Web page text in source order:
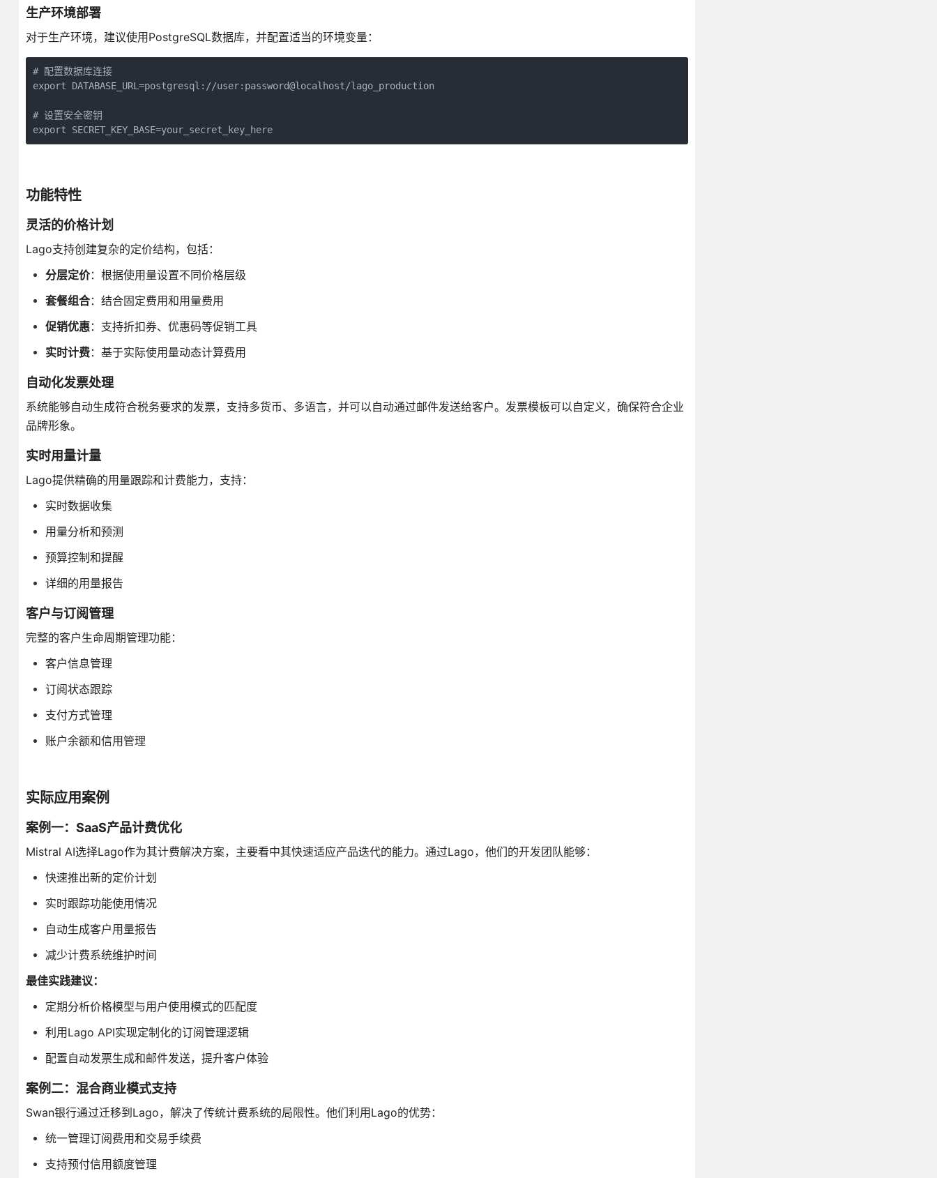
生产环境部署
对于生产环境，建议使用PostgreSQL数据库，并配置适当的环境变量：
# 配置数据库连接
export DATABASE_URL=postgresql://user:password@localhost/lago_production
# 设置安全密钥
export SECRET_KEY_BASE=your_secret_key_here
功能特性
灵活的价格计划
Lago支持创建复杂的定价结构，包括：
分层定价：根据使用量设置不同价格层级
套餐组合：结合固定费用和用量费用
促销优惠：支持折扣券、优惠码等促销工具
实时计费：基于实际使用量动态计算费用
自动化发票处理
系统能够自动生成符合税务要求的发票，支持多货币、多语言，并可以自动通过邮件发送给客户。发票模板可以自定义，确保符合企业
品牌形象。
实时用量计量
Lago提供精确的用量跟踪和计费能力，支持：
实时数据收集
用量分析和预测
预算控制和提醒
详细的用量报告
客户与订阅管理
完整的客户生命周期管理功能：
客户信息管理
订阅状态跟踪
支付方式管理
账户余额和信用管理
实际应用案例
案例一：SaaS产品计费优化
Mistral AI选择Lago作为其计费解决方案，主要看中其快速适应产品迭代的能力。通过Lago，他们的开发团队能够：
快速推出新的定价计划
实时跟踪功能使用情况
自动生成客户用量报告
减少计费系统维护时间
最佳实践建议：
定期分析价格模型与用户使用模式的匹配度
利用Lago API实现定制化的订阅管理逻辑
配置自动发票生成和邮件发送，提升客户体验
案例二：混合商业模式支持
Swan银行通过迁移到Lago，解决了传统计费系统的局限性。他们利用Lago的优势：
统一管理订阅费用和交易手续费
支持预付信用额度管理